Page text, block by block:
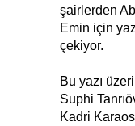
şairlerden
Emin için
çekiyor.
Bu yazı
Suphi
Kadri